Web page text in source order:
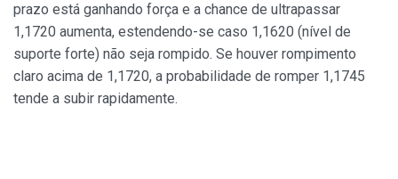
prazo está ganhando força e a chance de ultrapassar
1,1720 aumenta, estendendo-se caso 1,1620 (nível de
suporte forte) não seja rompido. Se houver rompimento
claro acima de 1,1720, a probabilidade de romper 1,1745
tende a subir rapidamente.